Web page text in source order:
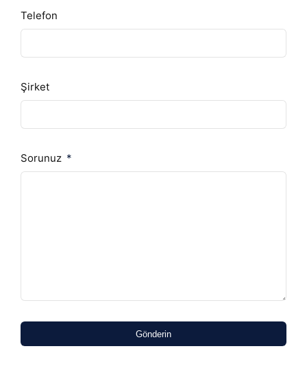
Telefon
Şirket
Sorunuz
Gönderin